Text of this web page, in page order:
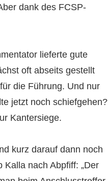
dank des FCSP-
lieferte gute
oft abseits gestellt
die Führung. Und nur
jetzt noch schiefgehen?
Kantersiege.
kurz darauf dann noch
nach Abpfiff: „Der